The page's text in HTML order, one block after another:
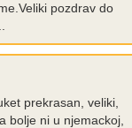
pozdrav do
prekrasan, veliki,
bolje ni u njemackoj,